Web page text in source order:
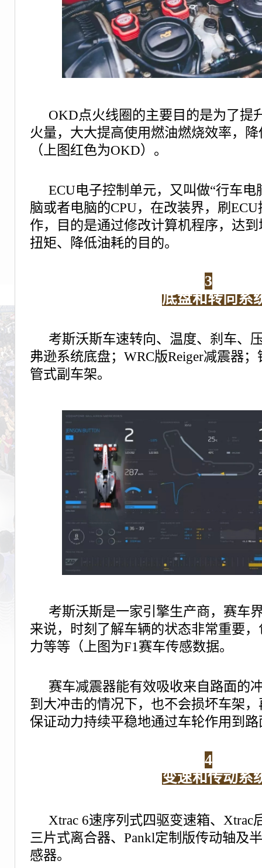
OKD点火线圈的主要目的是为了提
火量，大大提高使用燃油燃烧效率，
（上图红色为OKD）。
ECU电子控制单元，又叫做“行车电
脑或者电脑的CPU，在改装界，刷
作，目的是通过修改计算机程序，达
扭矩、降低油耗的目的。
3
底盘和转向系
考斯沃斯车速转向、温度、刹车、
弗逊系统底盘；WRC版Reiger减震器
管式副车架。
考斯沃斯是一家引擎生产商，赛车
来说，时刻了解车辆的状态非常重要
力等等（上图为F1赛车传感数据。
赛车减震器能有效吸收来自路面的
到大冲击的情况下，也不会损坏车架
保证动力持续平稳地通过车轮作用到路
4
变速和传动系
Xtrac 6速序列式四驱变速箱、Xtrac
三片式离合器、Pankl定制版传动轴及
感器。